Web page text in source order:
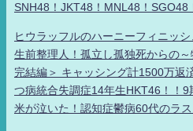
SNH48！JKT48！MNL48！SGO48
ヒウラッフルのハーニーフィニッ
生前整理人！孤立し孤独死からの
完結編＞ キャッシング計1500万返
つ病統合失調症14年生HKT46！！
米が泣いた！認知症鬱病60代のラ